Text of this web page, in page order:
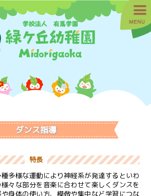
ダンス指導
特長
多様な運動により神経系が発達するといわ
々な部分を音楽に合わせて楽しくダンスを
身体の使い方、模倣や集中など学習につな